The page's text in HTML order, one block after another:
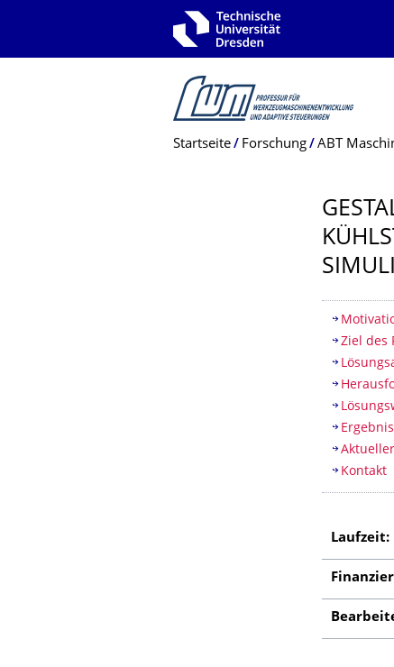
Zur Hauptnavigation springen
Breadcrumb-Menü
Startseite Forschung ABT
Ziel des
Kontakt
Laufzeit: